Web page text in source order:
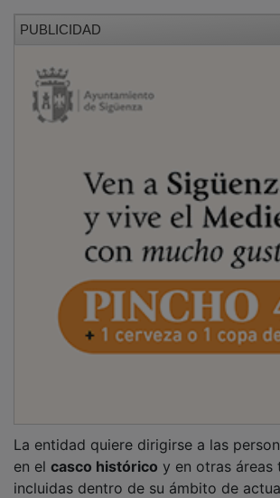
PUBLICIDAD
La entidad quiere dirigirse a las
en el casco histórico y en otras áreas
incluidas dentro de su ámbito de